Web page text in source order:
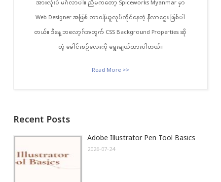
အားလုံးပဲ မင်္ဂလာပါ။ ညီမကတော့ Spiceworks Myanmar မှာ
Web Designer အဖြစ် တာဝန်ယူလုပ်ကိုင်နေတဲ့ နီလာဌေး ဖြစ်ပါ
တယ်။ ဒီနေ့ ဘလော့ဂ်အတွက် CSS Background Properties ဆို
တဲ့ ခေါင်းစဉ်လေးကို ရွေးချယ်ထားပါတယ်။
Read More >>
Recent Posts
Adobe Illustrator Pen Tool Basics
2026-07-24